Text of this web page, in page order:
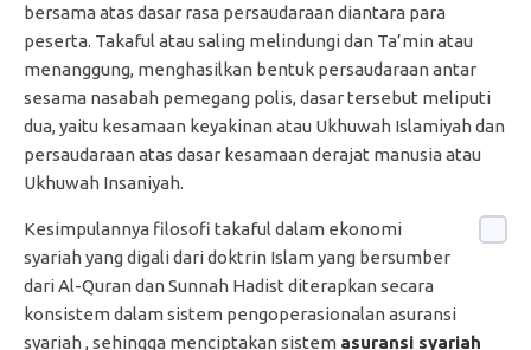
bersama atas dasar rasa persaudaraan diantara para
peserta. Takaful atau saling melindungi dan Ta’min atau
menanggung, menghasilkan bentuk persaudaraan antar
sesama nasabah pemegang polis, dasar tersebut meliputi
dua, yaitu kesamaan keyakinan atau Ukhuwah Islamiyah dan
persaudaraan atas dasar kesamaan derajat manusia atau
Ukhuwah Insaniyah.
Kesimpulannya filosofi takaful dalam ekonomi
syariah yang digali dari doktrin Islam yang bersumber
dari Al-Quran dan Sunnah Hadist diterapkan secara
konsistem dalam sistem pengoperasionalan asuransi
syariah , sehingga menciptakan sistem asuransi syariah